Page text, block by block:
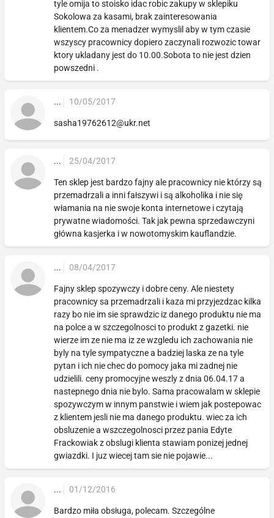
tyle omija to stoisko idac robic zakupy w sklepiku
Sokolowa za kasami, brak zainteresowania
klientem.Co za menadzer wymyslil aby w tym czasie
wszyscy pracownicy dopiero zaczynali rozwozic towar
ktory ukladany jest do 10.00.Sobota to nie jest dzien
powszedni .
... 10/05/2017
sasha19762612@ukr.net
... 25/04/2017
Ten sklep jest bardzo fajny ale pracownicy nie którzy są
przemadrzali a inni fałszywi i są alkoholika i nie się
włamania na nie swoje konta internetowe i czytają
prywatne wiadomości. Tak jak pewna sprzedawczyni
główna kasjerka i w nowotomyskim kauflandzie.
... 08/04/2017
Fajny sklep spozywczy i dobre ceny. Ale niestety
pracownicy sa przemadrzali i kaza mi przyjezdzac kilka
razy bo nie im sie sprawdzic iz danego produktu nie ma
na polce a w szczegolnosci to produkt z gazetki. nie
wierze im ze nie ma iz ze wzgledu ich zachowania nie
byly na tyle sympatyczne a badziej laska ze na tyle
pytan i ich nie chec do pomocy jaka mi zadnej nie
udzielili. ceny promocyjne weszly z dnia 06.04.17 a
nastepnego dnia nie bylo. Sama pracowalam w sklepie
spozywczym w innym panstwie i wiem jak postepowac
z klientem jesli nie ma danego produktu. wiec za ich
obsluzenie a wszczegolnosci przez pania Edyte
Frackowiak z obslugi klienta stawiam ponizej jednej
gwiazdki. I juz wiecej tam sie nie pojawie...
... 01/12/2016
Bardzo miła obsługa, polecam. Szczególne